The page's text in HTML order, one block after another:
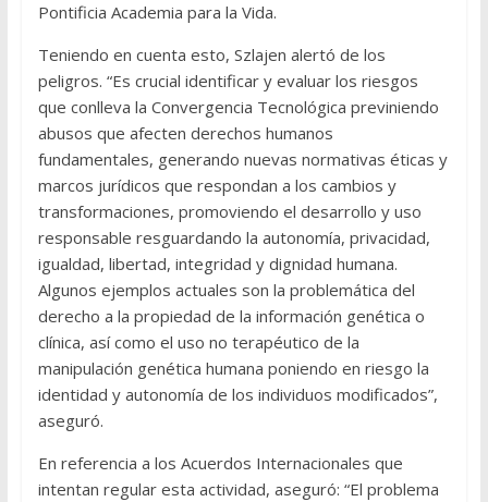
Pontificia Academia para la Vida.
Teniendo en cuenta esto, Szlajen alertó de los
peligros. “Es crucial identificar y evaluar los riesgos
que conlleva la Convergencia Tecnológica previniendo
abusos que afecten derechos humanos
fundamentales, generando nuevas normativas éticas y
marcos jurídicos que respondan a los cambios y
transformaciones, promoviendo el desarrollo y uso
responsable resguardando la autonomía, privacidad,
igualdad, libertad, integridad y dignidad humana.
Algunos ejemplos actuales son la problemática del
derecho a la propiedad de la información genética o
clínica, así como el uso no terapéutico de la
manipulación genética humana poniendo en riesgo la
identidad y autonomía de los individuos modificados”,
aseguró.
En referencia a los Acuerdos Internacionales que
intentan regular esta actividad, aseguró: “El problema